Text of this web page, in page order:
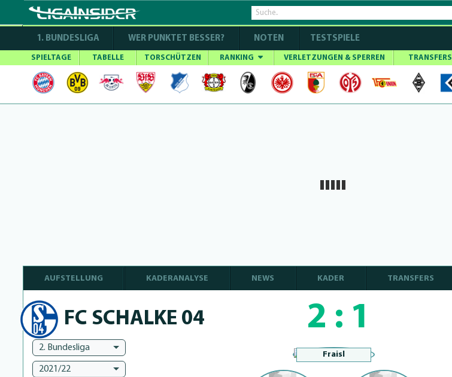
1. BUNDESLIGA WER PUNKTET BESSER? NOTEN TESTSPIELE
SPIELTAGE TABELLE TORSCHÜTZEN RANKING VERLETZUNGEN & SPERREN TRANSFERS
AUFSTELLUNG KADERANALYSE NEWS KADER TRANSFERS
FC SCHALKE 04 2 : 1
2. Bundesliga
2021/22
Fraisl